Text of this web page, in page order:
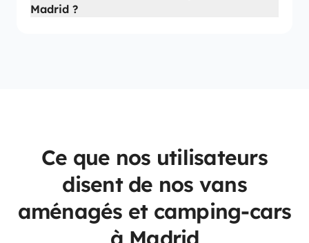
Madrid ?
Ce que nos utilisateurs
disent de nos vans
aménagés et camping-cars